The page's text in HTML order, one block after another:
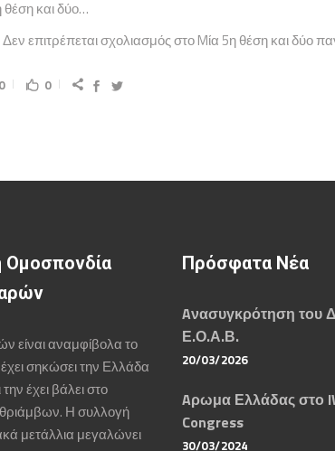
θέση και δύο…
επιτρέπεται σχολιασμός στο Mία 5η θέση και
0
Ομοσπονδία
είναι αναμφίβολα το
σηκώσει την Ελλάδα
έχει βάλει στο
Η συλλογή
μετάλλια μεγαλώνει
Πρόσφατα Νέα
Aνασυγκρότηση του
Ε.Ο.Α.Β.
20/03/2026
Aρωμα Ελλάδας στο
Congress
30/03/2024